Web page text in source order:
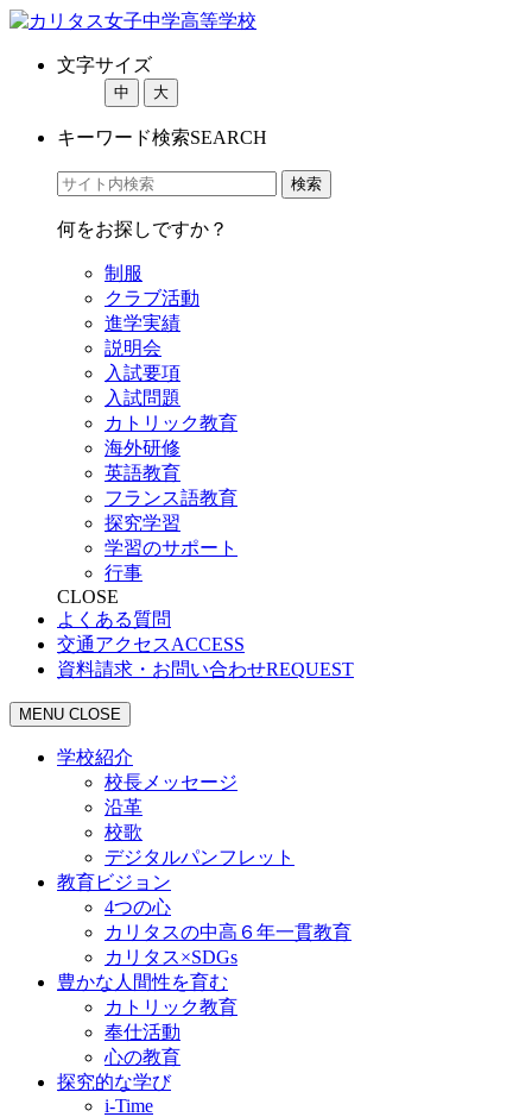
文字サイズ
中 大
キーワード検索SEARCH
何をお探しですか？
制服
クラブ活動
進学実績
説明会
入試要項
入試問題
カトリック教育
海外研修
英語教育
フランス語教育
探究学習
学習のサポート
行事
CLOSE
よくある質問
交通アクセスACCESS
資料請求・お問い合わせREQUEST
MENU CLOSE
学校紹介
校長メッセージ
沿革
校歌
デジタルパンフレット
教育ビジョン
4つの心
カリタスの中高６年一貫教育
カリタス×SDGs
豊かな人間性を育む
カトリック教育
奉仕活動
心の教育
探究的な学び
i-Time